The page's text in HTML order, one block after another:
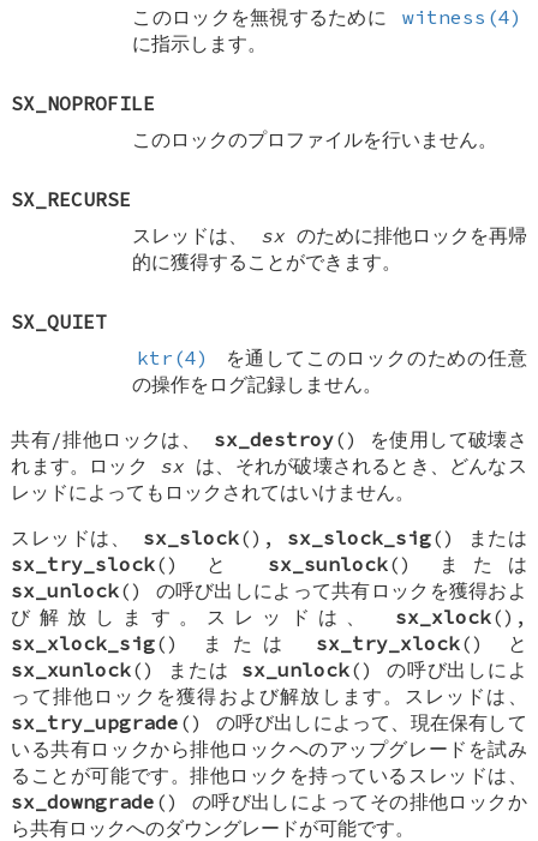
このロックを無視するために
witness(4)
に指示します。
SX_NOPROFILE
このロックのプロファイルを行いません。
SX_RECURSE
スレッドは、 sxのために排他ロックを再帰
的に獲得することができます。
SX_QUIET
ktr(4)
を通してこのロックのための任意
の操作をログ記録しません。
共有/排他ロックは、 sx_destroy() を使用して破壊さ
れます。ロック sx は、それが破壊されるとき、どんなス
レッドによってもロックされてはいけません。
スレッドは、 sx_slock(), sx_slock_sig() または
sx_try_slock() と sx_sunlock() または
sx_unlock() の呼び出しによって共有ロックを獲得およ
び解放します。スレッドは、 sx_xlock(),
sx_xlock_sig() または sx_try_xlock() と
sx_xunlock() または sx_unlock() の呼び出しによ
って排他ロックを獲得および解放します。スレッドは、
sx_try_upgrade () の呼び出しによって、現在保有して
いる共有ロックから排他ロックへのアップグレードを試み
ることが可能です。排他ロックを持っているスレッドは、
sx_downgrade () の呼び出しによってその排他ロックか
ら共有ロックへのダウングレードが可能です。